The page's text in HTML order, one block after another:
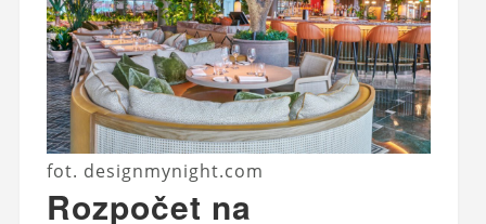
fot. designmynight.com
Rozpočet na